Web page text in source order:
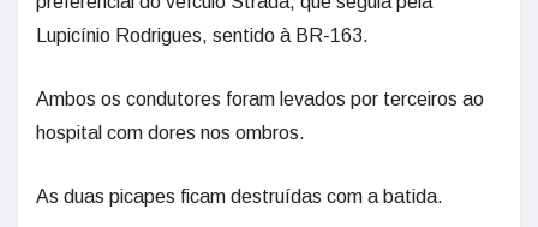
Lupicínio Rodrigues, sentido à BR-163.
Ambos os condutores foram levados por terceiros ao
hospital com dores nos ombros.
As duas picapes ficam destruídas com a batida.